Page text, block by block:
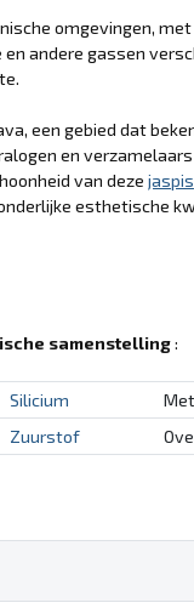
omgevingen,
andere gassen
een gebied dat
en
van deze jaspis
esthetische
samenstelling:
Silicium
Zuurstof